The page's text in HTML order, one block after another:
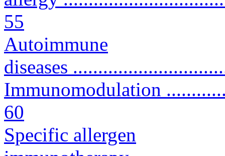
55
Autoimmune
diseases
Immunomodulation
60
Specific allergen